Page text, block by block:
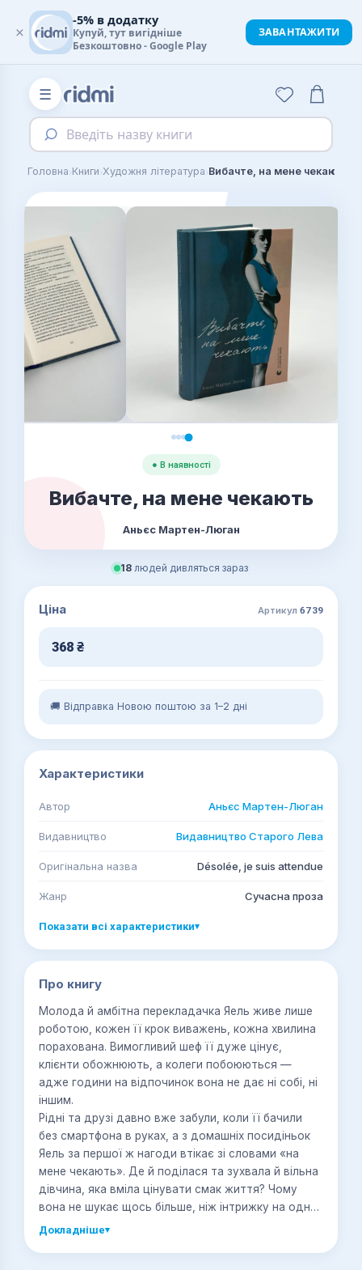
☰
Введіть назву книги
Головна›Книги›Художня література›Вибачте, на мене чекають
● В наявності
Вибачте, на мене чекають
Аньєс Мартен-Люган
18 людей дивляться зараз
Ціна Артикул6739
368 ₴
🚚 Відправка Новою поштою за 1–2 дні
Характеристики
Автор Аньєс Мартен-Люган
Видавництво Видавництво Старого Лева
Оригінальна назва Désolée, je suis attendue
Жанр Сучасна проза
Показати всі характеристики▾
Про книгу
Молода й амбітна перекладачка Яель живе лише
роботою, кожен її крок виважень, кожна хвилина
порахована. Вимогливий шеф її дуже цінує,
клієнти обожнюють, а колеги побоюються —
адже години на відпочинок вона не дає ні собі, ні
іншим.
Рідні та друзі давно вже забули, коли її бачили
без смартфона в руках, а з домашніх посидіньок
Яель за першої ж нагоди втікає зі словами «на
мене чекають». Де й поділася та зухвала й вільна
дівчина, яка вміла цінувати смак життя? Чому
вона не шукає щось більше, ніж інтрижку на одну
ніч? Мабуть, вона просто забула, як це — коли на
Докладніше▾
×
-5% в додатку
Купуй, тут вигідніше
Безкоштовно - Google Play
ЗАВАНТАЖИТИ